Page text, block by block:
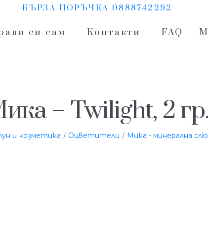
БЪРЗА ПОРЪЧКА 0888742292
си сам Контакти FAQ
– Twilight, 2
и козметика / Оцветители / Мика - минерална